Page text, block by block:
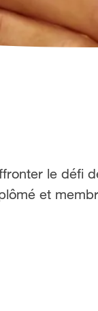
le défi
et